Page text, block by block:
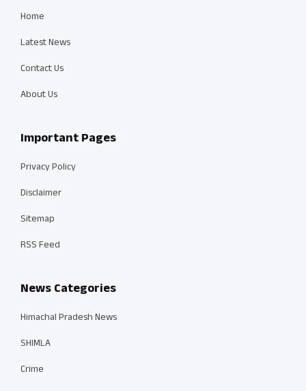
Home
Latest News
Contact Us
About Us
Important Pages
Privacy Policy
Disclaimer
Sitemap
RSS Feed
News Categories
Himachal Pradesh News
SHIMLA
Crime